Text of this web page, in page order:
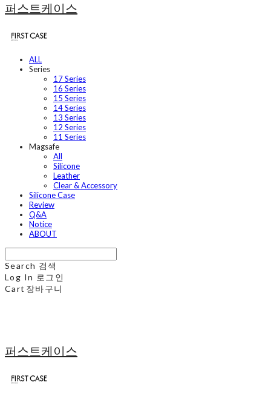
퍼스트케이스
ALL
Series
17 Series
16 Series
15 Series
14 Series
13 Series
12 Series
11 Series
Magsafe
All
Silicone
Leather
Clear & Accessory
Silicone Case
Review
Q&A
Notice
ABOUT
Search 검색
Log In 로그인
Cart 장바구니
퍼스트케이스